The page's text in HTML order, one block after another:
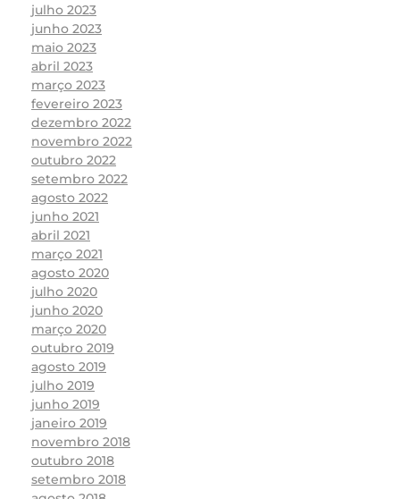
julho 2023
junho 2023
maio 2023
abril 2023
março 2023
fevereiro 2023
dezembro 2022
novembro 2022
outubro 2022
setembro 2022
agosto 2022
junho 2021
abril 2021
março 2021
agosto 2020
julho 2020
junho 2020
março 2020
outubro 2019
agosto 2019
julho 2019
junho 2019
janeiro 2019
novembro 2018
outubro 2018
setembro 2018